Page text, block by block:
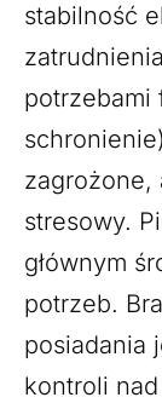
stabilność
potrzebami
zagrożone,
stresowy.
głównym
potrzeb.
posiadania
kontroli